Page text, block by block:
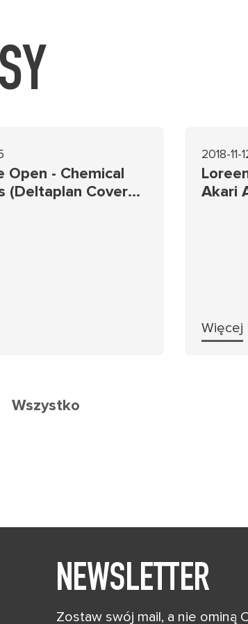
Open - Chemical
(Deltaplan Cover
2018-11-
Akari
Więcej
Wszystko
NEWSLETTER
Zostaw swój mail, a nie ominą